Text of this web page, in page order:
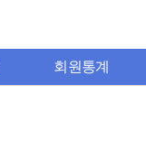
회원통계